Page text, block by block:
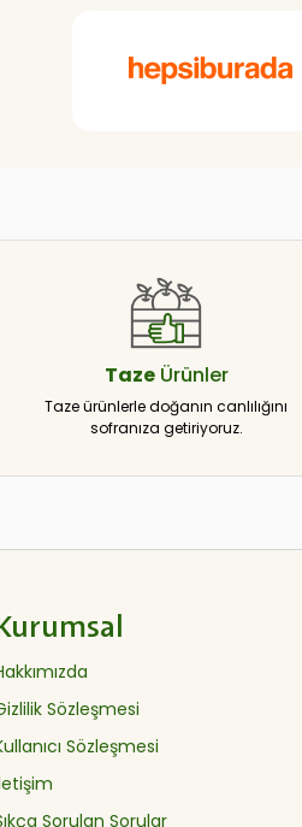
TazeÜrünler
Taze ürünlerle doğanın canlılığını
sofranıza getiriyoruz.
Sözleşmesi
Sözleşmesi
Sorulan Sorular